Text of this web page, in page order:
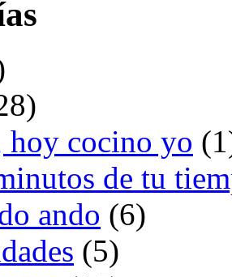
hoy cocino yo
de tu
ando (6)
(5)